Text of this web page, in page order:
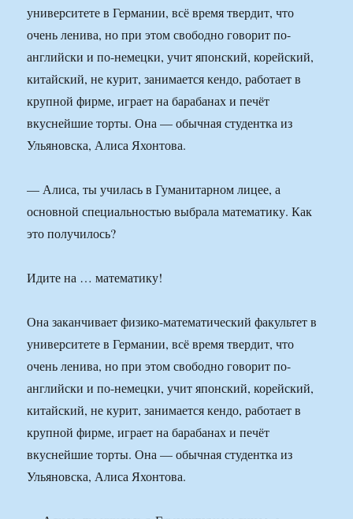
университете в Германии, всё время твердит, что
очень ленива, но при этом свободно говорит по-
английски и по-немецки, учит японский, корейский,
китайский, не курит, занимается кендо, работает в
крупной фирме, играет на барабанах и печёт
вкуснейшие торты. Она — обычная студентка из
Ульяновска, Алиса Яхонтова.
— Алиса, ты училась в Гуманитарном лицее, а
основной специальностью выбрала математику. Как
это получилось?
Идите на … математику!
Она заканчивает физико-математический факультет в
университете в Германии, всё время твердит, что
очень ленива, но при этом свободно говорит по-
английски и по-немецки, учит японский, корейский,
китайский, не курит, занимается кендо, работает в
крупной фирме, играет на барабанах и печёт
вкуснейшие торты. Она — обычная студентка из
Ульяновска, Алиса Яхонтова.